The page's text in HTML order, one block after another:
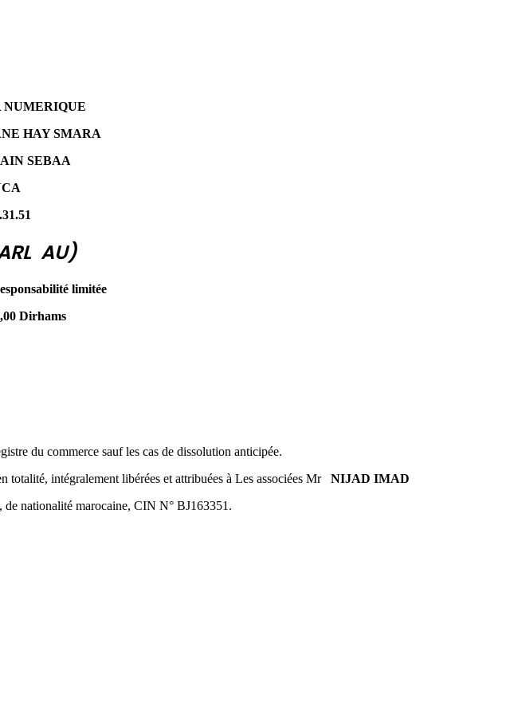
HAY SMARA
SEBAA
AU)
limitée
Dirhams
du commerce sauf les cas de dissolution anticipée.
intégralement libérées et attribuées à Les associées Mr
NIJAD IMAD
, de nationalité marocaine, CIN N° BJ163351.